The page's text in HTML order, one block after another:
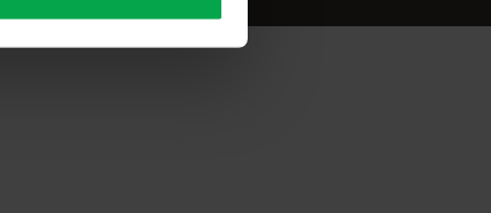
Management-System
jeder Plattform erneut